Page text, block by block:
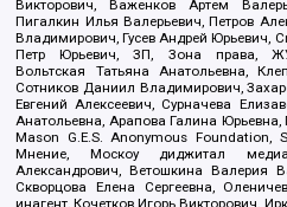
Викторович, Важенков Артем
Пигалкин Илья Валерьевич, Петров
Владимирович, Гусев Андрей Юрьевич,
Петр Юрьевич, ЗП, Зона права,
Вольтская Татьяна Анатольевна,
Сотников Даниил Владимирович,
Евгений Алексеевич, Сурначева
Анатольевна, Арапова Галина
Mason G.E.S. Anonymous
Мнение, Москоу диджитал
Александрович, Ветошкина Валерия
Скворцова Елена Сергеевна,
инагент, Кочетков Игорь Викторович,